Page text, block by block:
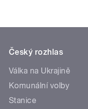
Český rozhlas
Válka na Ukrajině
Komunální volby
Stanice